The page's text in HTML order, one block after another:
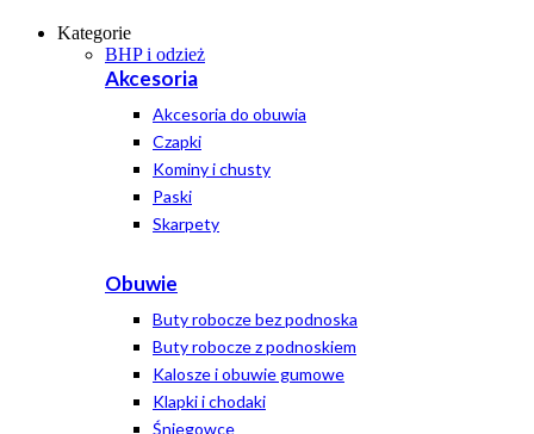
Kategorie
BHP i odzież
Akcesoria
Akcesoria do obuwia
Czapki
Kominy i chusty
Paski
Skarpety
Obuwie
Buty robocze bez podnoska
Buty robocze z podnoskiem
Kalosze i obuwie gumowe
Klapki i chodaki
Śniegowce